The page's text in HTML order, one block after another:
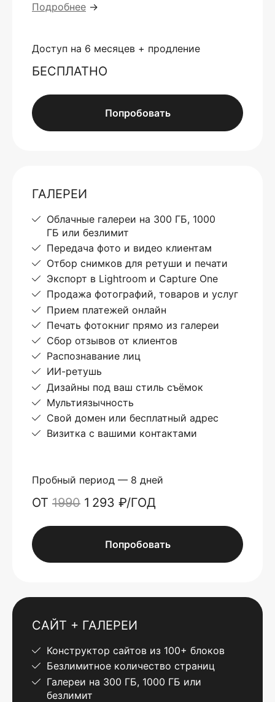
Подробнее →
Доступ на 6 месяцев + продление
БЕСПЛАТНО
Попробовать
ГАЛЕРЕИ
Облачные галереи на 300 ГБ, 1000
ГБ или безлимит
Передача фото и видео клиентам
Отбор снимков для ретуши и печати
Экспорт в Lightroom и Capture One
Продажа фотографий, товаров и услуг
Прием платежей онлайн
Печать фотокниг прямо из галереи
Сбор отзывов от клиентов
Распознавание лиц
ИИ-ретушь
Дизайны под ваш стиль съёмок
Мультиязычность
Свой домен или бесплатный адрес
Визитка с вашими контактами
Пробный период — 8 дней
ОТ 1990 1 293 ₽/ГОД
Попробовать
САЙТ + ГАЛЕРЕИ
Конструктор сайтов из 100+ блоков
Безлимитное количество страниц
Галереи на 300 ГБ, 1000 ГБ или
безлимит